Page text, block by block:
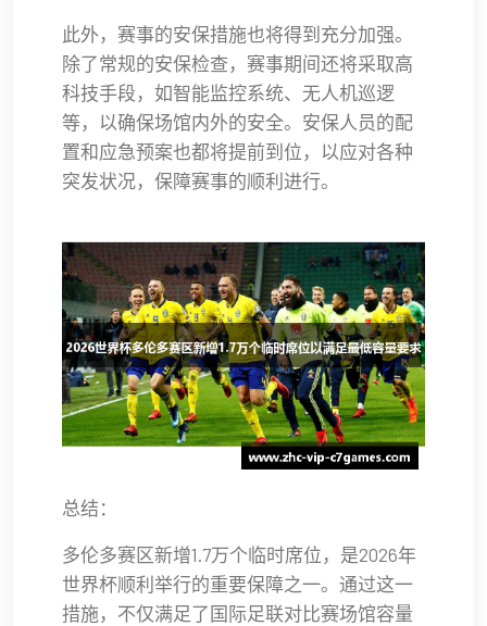
此外，赛事的安保措施也将得到充分加强。
除了常规的安保检查，赛事期间还将采取高
科技手段，如智能监控系统、无人机巡逻
等，以确保场馆内外的安全。安保人员的配
置和应急预案也都将提前到位，以应对各种
突发状况，保障赛事的顺利进行。
总结：
多伦多赛区新增1.7万个临时席位，是2026年
世界杯顺利举行的重要保障之一。通过这一
措施，不仅满足了国际足联对比赛场馆容量